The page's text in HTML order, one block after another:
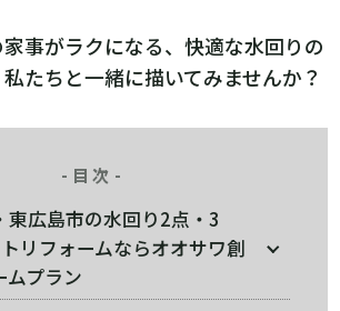
事がラクになる、快適な水回りの
たちと一緒に描いてみませんか？
目次
東広島市の水回り2点・3
リフォームならオオサワ創
ムプラン